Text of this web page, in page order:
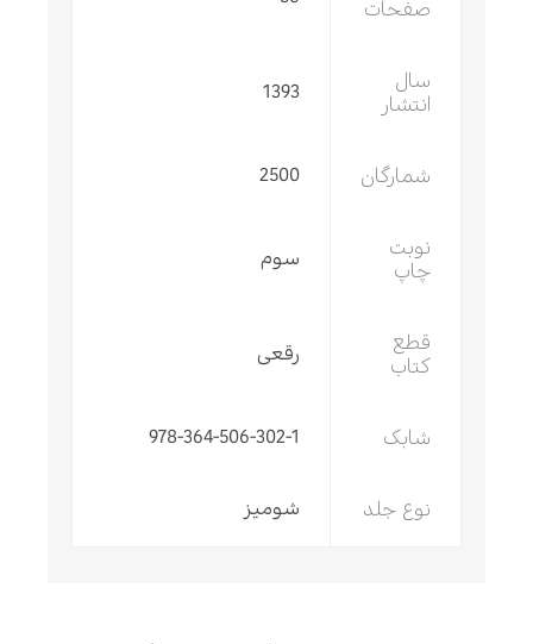
صفحات
سال
انتشار
1393
شمارگان 2500
نوبت
چاپ
سوم
قطع
کتاب
رقعی
شابک 978-364-506-302-1
نوع جلد شومیز